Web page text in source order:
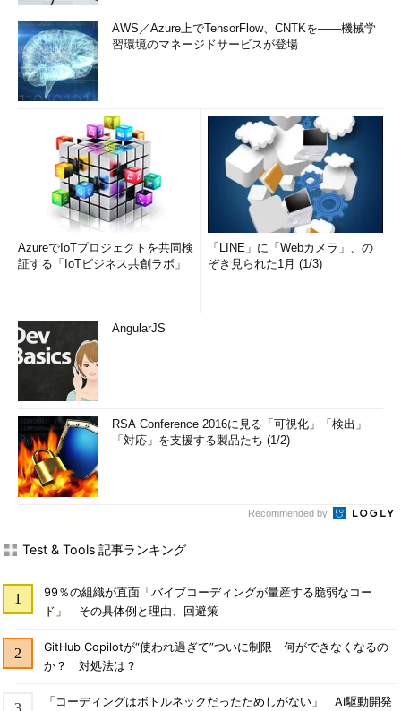
AWS／Azure上でTensorFlow、CNTKを――機械学
習環境のマネージドサービスが登場
AzureでIoTプロジェクトを共同検
証する「IoTビジネス共創ラボ」
「LINE」に「Webカメラ」、の
ぞき見られた1月 (1/3)
AngularJS
RSA Conference 2016に見る「可視化」「検出」
「対応」を支援する製品たち (1/2)
Recommended by
Test & Tools 記事ランキング
99％の組織が直面「バイブコーディングが量産する脆弱なコー
ド」 その具体例と理由、回避策
GitHub Copilotが“使われ過ぎて”ついに制限 何ができなくなるの
か？ 対処法は？
「コーディングはボトルネックだったためしがない」 AI駆動開発